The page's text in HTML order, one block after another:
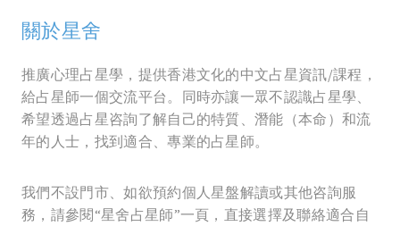
關於星舍
推廣心理占星學，提供香港文化的中文占星資訊/課程，
給占星師一個交流平台。同時亦讓一眾不認識占星學、
希望透過占星咨詢了解自己的特質、潛能（本命）和流
年的人士，找到適合、專業的占星師。
我們不設門市、如欲預約個人星盤解讀或其他咨詢服
務，請參閱“星舍占星師”一頁，直接選擇及聯絡適合自